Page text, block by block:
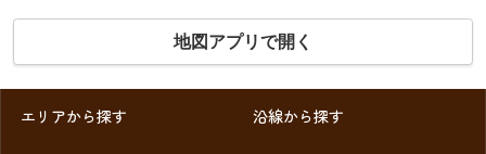
地図アプリで開く
エリアから探す 沿線から探す